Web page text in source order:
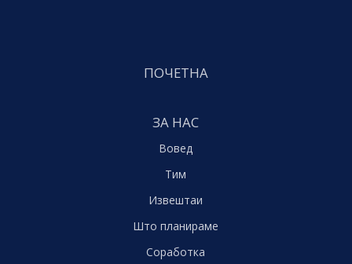
ПОЧЕТНА
ЗА НАС
Вовед
Тим
Извештаи
Што планираме
Соработка